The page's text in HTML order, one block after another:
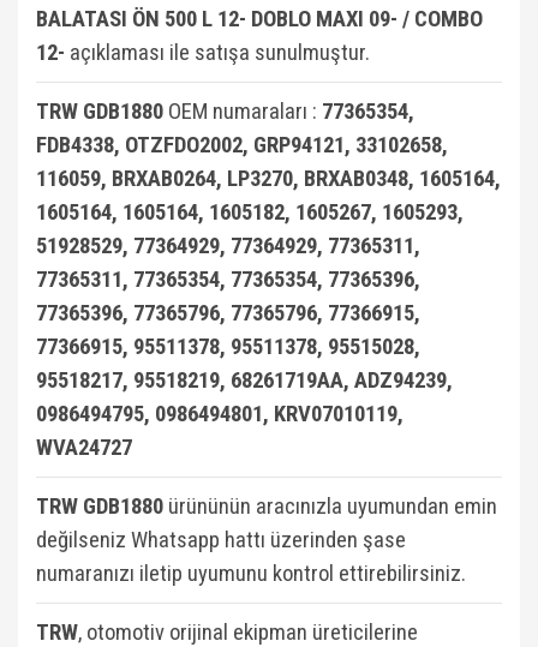
BALATASI ÖN 500 L 12- DOBLO MAXI 09- / COMBO
12- açıklaması ile satışa sunulmuştur.
TRW GDB1880 OEM numaraları : 77365354,
FDB4338, OTZFDO2002, GRP94121, 33102658,
116059, BRXAB0264, LP3270, BRXAB0348, 1605164,
1605164, 1605164, 1605182, 1605267, 1605293,
51928529, 77364929, 77364929, 77365311,
77365311, 77365354, 77365354, 77365396,
77365396, 77365796, 77365796, 77366915,
77366915, 95511378, 95511378, 95515028,
95518217, 95518219, 68261719AA, ADZ94239,
0986494795, 0986494801, KRV07010119,
WVA24727
TRW GDB1880 ürününün aracınızla uyumundan emin
değilseniz Whatsapp hattı üzerinden şase
numaranızı iletip uyumunu kontrol ettirebilirsiniz.
TRW, otomotiv orijinal ekipman üreticilerine